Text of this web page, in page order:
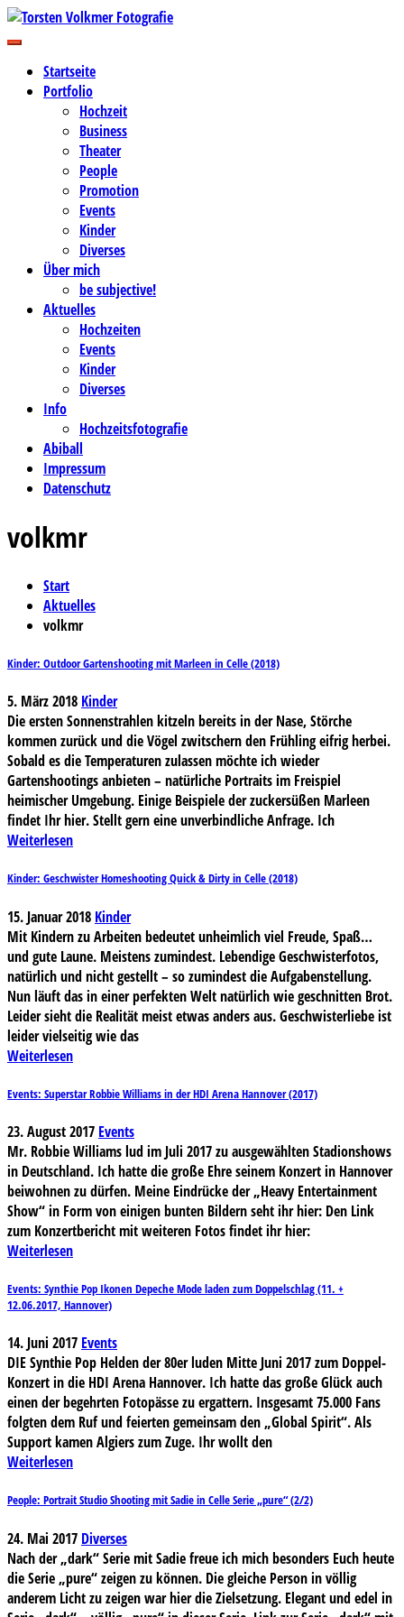
Zum
Inhalt
Torsten Volkmer Fotografie
Business-, Portrait- und Hochzeitsfotografie
Startseite
Portfolio
Hochzeit
Business
Theater
People
Promotion
Events
Kinder
Diverses
Über mich
be subjective!
Aktuelles
Hochzeiten
Events
Kinder
Diverses
Info
Hochzeitsfotografie
Abiball
Impressum
Datenschutz
volkmr
Start
Aktuelles
volkmr
Kinder: Outdoor Gartenshooting mit Marleen in Celle (2018)
5. März 2018 Kinder
Die ersten Sonnenstrahlen kitzeln bereits in der Nase, Störche
kommen zurück und die Vögel zwitschern den Frühling eifrig herbei.
Sobald es die Temperaturen zulassen möchte ich wieder
Gartenshootings anbieten – natürliche Portraits im Freispiel
heimischer Umgebung. Einige Beispiele der zuckersüßen Marleen
findet Ihr hier. Stellt gern eine unverbindliche Anfrage. Ich
Weiterlesen
Kinder: Geschwister Homeshooting Quick & Dirty in Celle (2018)
15. Januar 2018 Kinder
Mit Kindern zu Arbeiten bedeutet unheimlich viel Freude, Spaß…
und gute Laune. Meistens zumindest. Lebendige Geschwisterfotos,
natürlich und nicht gestellt – so zumindest die Aufgabenstellung.
Nun läuft das in einer perfekten Welt natürlich wie geschnitten Brot.
Leider sieht die Realität meist etwas anders aus. Geschwisterliebe ist
leider vielseitig wie das
Weiterlesen
Events: Superstar Robbie Williams in der HDI Arena Hannover (2017)
23. August 2017 Events
Mr. Robbie Williams lud im Juli 2017 zu ausgewählten Stadionshows
in Deutschland. Ich hatte die große Ehre seinem Konzert in Hannover
beiwohnen zu dürfen. Meine Eindrücke der „Heavy Entertainment
Show“ in Form von einigen bunten Bildern seht ihr hier: Den Link
zum Konzertbericht mit weiteren Fotos findet ihr hier:
Weiterlesen
Events: Synthie Pop Ikonen Depeche Mode laden zum Doppelschlag (11. +
12.06.2017, Hannover)
14. Juni 2017 Events
DIE Synthie Pop Helden der 80er luden Mitte Juni 2017 zum Doppel-
Konzert in die HDI Arena Hannover. Ich hatte das große Glück auch
einen der begehrten Fotopässe zu ergattern. Insgesamt 75.000 Fans
folgten dem Ruf und feierten gemeinsam den „Global Spirit“. Als
Support kamen Algiers zum Zuge. Ihr wollt den
Weiterlesen
People: Portrait Studio Shooting mit Sadie in Celle Serie „pure“ (2/2)
24. Mai 2017 Diverses
Nach der „dark“ Serie mit Sadie freue ich mich besonders Euch heute
die Serie „pure“ zeigen zu können. Die gleiche Person in völlig
anderem Licht zu zeigen war hier die Zielsetzung. Elegant und edel in